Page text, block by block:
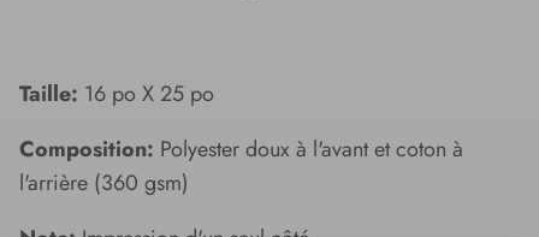
Taille: 16 po X 25 po
Composition: Polyester doux à l'avant et coton à
l'arrière (360 gsm)